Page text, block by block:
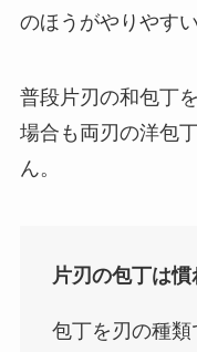
のほうがやりやす
普段片刃の和包丁
場合も両刃の洋包
ん。
片刃の包丁は
包丁を刃の種類